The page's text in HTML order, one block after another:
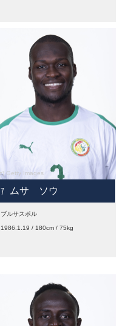
7 ムサ ソウ
ブルサスポル
1986.1.19 / 180cm / 75kg